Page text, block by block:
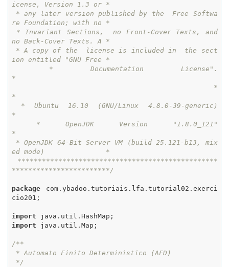
icense, Version 1.3 or *
re Foundation; with no *
no Back-Cover Texts. A *
ion entitled "GNU Free *
*
*
*
*
ed mode)               *
************************/
package com.ybadoo.tutoriais.lfa.tutorial02.exerci
cio201;
import
import java.util.Map;
/**
*/